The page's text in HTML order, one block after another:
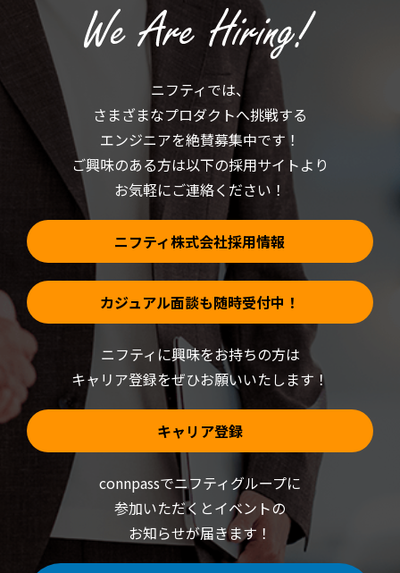
し
い
ウ
ィ
開
き
す)
い
ウ
ィ
ン
ま
す)
ニフティでは、
さまざまなプロダクトへ挑戦する
エンジニアを絶賛募集中です！
ご興味のある方は以下の採用サイトより
お気軽にご連絡ください！
ニフティ株式会社採用情報
カジュアル面談も随時受付中！
ニフティに興味をお持ちの方は
キャリア登録をぜひお願いいたします！
キャリア登録
connpassでニフティグループに
参加いただくとイベントの
お知らせが届きます！